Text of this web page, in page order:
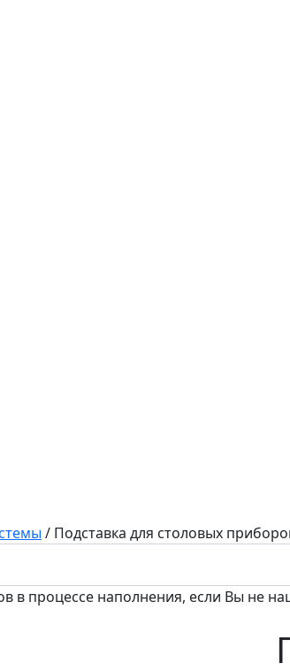
/ Подставка для столовых
в процессе наполнения, если Вы не